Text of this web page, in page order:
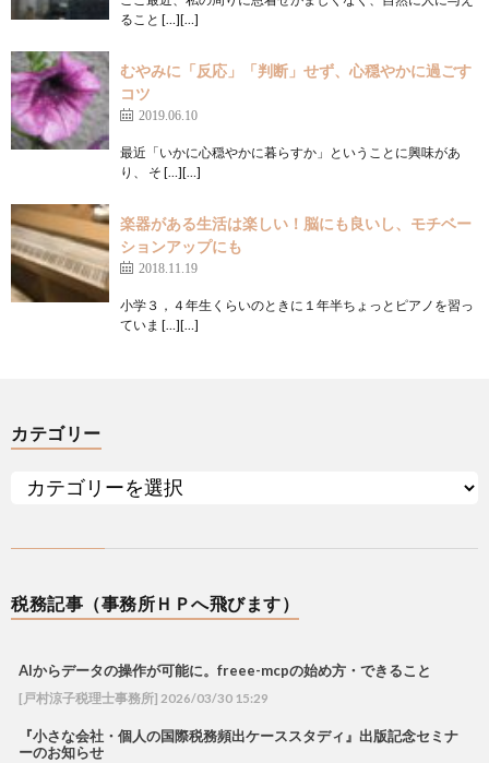
ること […][…]
むやみに「反応」「判断」せず、心穏やかに過ごす
コツ
2019.06.10
最近「いかに心穏やかに暮らすか」ということに興味があ
り、 そ […][…]
楽器がある生活は楽しい！脳にも良いし、モチベー
ションアップにも
2018.11.19
小学３，４年生くらいのときに１年半ちょっとピアノを習っ
ていま […][…]
カテゴリー
税務記事（事務所ＨＰへ飛びます）
AIからデータの操作が可能に。freee-mcpの始め方・できること
[戸村涼子税理士事務所] 2026/03/30 15:29
『小さな会社・個人の国際税務頻出ケーススタディ』出版記念セミナ
ーのお知らせ